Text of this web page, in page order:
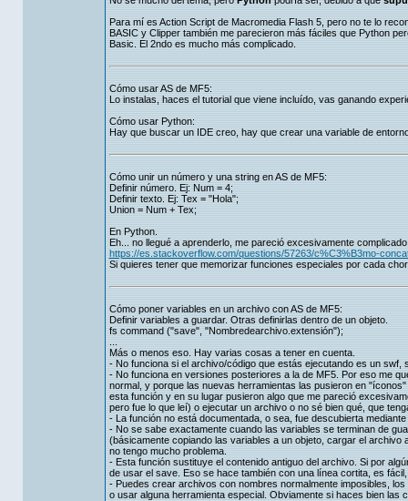
Para mí es Action Script de Macromedia Flash 5, pero no te lo
BASIC y Clipper también me parecieron más fáciles que Python
Basic. El 2ndo es mucho más complicado.
Cómo usar AS de MF5:
Lo instalas, haces el tutorial que viene incluído, vas ganando
Cómo usar Python:
Hay que buscar un IDE creo, hay que crear una variable de
Cómo unir un número y una string en AS de MF5:
Definir número. Ej: Num = 4;
Definir texto. Ej: Tex = "Hola";
Union = Num + Tex;
En Python.
Eh... no llegué a aprenderlo, me pareció excesivamente
https://es.stackoverflow.com/questions/57263/c%C3%B3mo-
Si quieres tener que memorizar funciones especiales por cada
Cómo poner variables en un archivo con AS de MF5:
Definir variables a guardar. Otras definirlas dentro de un objeto.
fs command ("save", "Nombredearchivo.extensión");
Más o menos eso. Hay varias cosas a tener en cuenta.
- No funciona si el archivo/código que estás ejecutando es un
- No funciona en versiones posteriores a la de MF5. Por eso me
normal, y porque las nuevas herramientas las pusieron en
esta función y en su lugar pusieron algo que me pareció
pero fue lo que leí) o ejecutar un archivo o no sé bien qué, que
- La función no está documentada, o sea, fue descubierta
- No se sabe exactamente cuando las variables se terminan de
(básicamente copiando las variables a un objeto, cargar el
no tengo mucho problema.
- Esta función sustituye el contenido antiguo del archivo. Si por
de usar el save. Eso se hace también con una línea cortita, es
- Puedes crear archivos con nombres normalmente imposibles,
o usar alguna herramienta especial. Obviamente si haces bien las